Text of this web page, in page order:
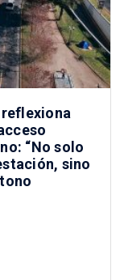
“No solo
sino